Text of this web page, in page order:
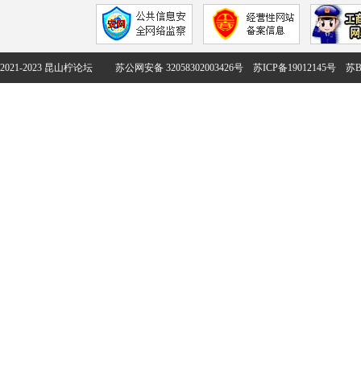
2021-2023 昆山柠论坛 苏公网安备 32058302003426号 苏ICP备19012145号 苏